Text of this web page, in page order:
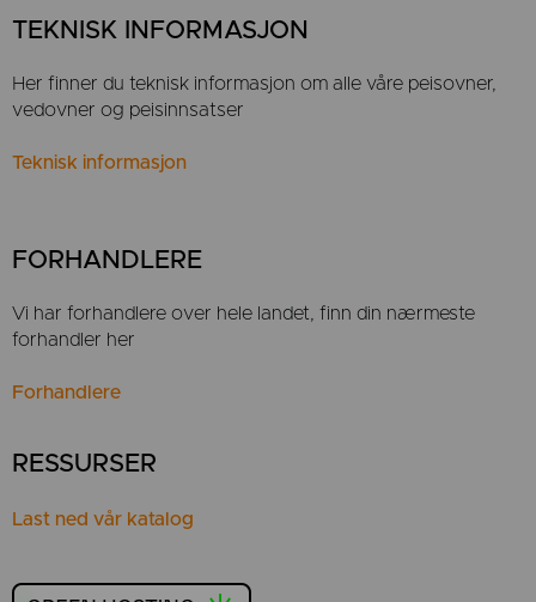
TEKNISK INFORMASJON
Her finner du teknisk informasjon om alle våre peisovner,
vedovner og peisinnsatser
Teknisk informasjon
FORHANDLERE
Vi har forhandlere over hele landet, finn din nærmeste
forhandler her
Forhandlere
RESSURSER
Last ned vår katalog